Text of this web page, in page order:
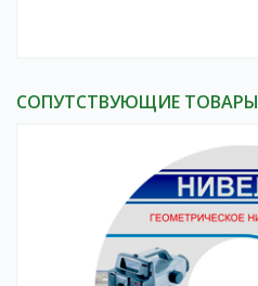
СОПУТСТВУЮЩИЕ ТОВАРЫ